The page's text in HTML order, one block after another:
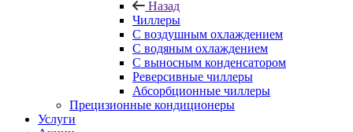
Назад
Чиллеры
С воздушным охлаждением
С водяным охлаждением
С выносным конденсатором
Реверсивные чиллеры
Абсорбционные чиллеры
Прецизионные кондиционеры
Услуги